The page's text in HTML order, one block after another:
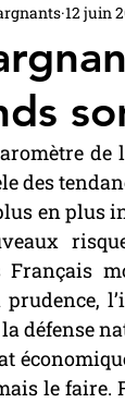
Videos12 juin
des
en plus
Français
défense
le faire.